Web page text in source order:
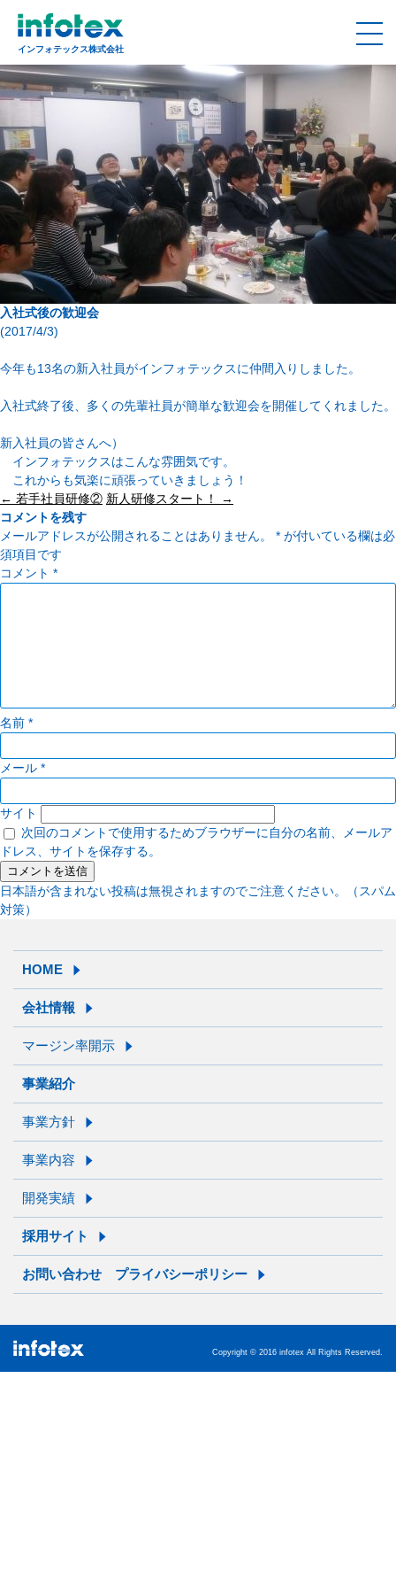
インフォテックス株式会社
入社式後の歓迎会
(2017/4/3)
今年も13名の新入社員がインフォテックスに仲間入りしました。
入社式終了後、多くの先輩社員が簡単な歓迎会を開催してくれました。
新入社員の皆さんへ）
インフォテックスはこんな雰囲気です。
これからも気楽に頑張っていきましょう！
投
稿
ナ
ビ
ゲ
← 若手社員研修② 新人研修スタート！
→
コメントを残す
メールアドレスが公開されることはありません。
* が付いている欄は必
須項目です
コメント *
名前 *
メール *
サイト
次回のコメントで使用するためブラウザーに自分の名前、メールア
ドレス、サイトを保存する。
日本語が含まれない投稿は無視されますのでご注意ください。（スパム
対策）
HOME
会社情報
マージン率開示
事業紹介
事業方針
事業内容
開発実績
採用サイト
お問い合わせ プライバシーポリシー
Copyright © 2016 infotex All Rights Reserved.